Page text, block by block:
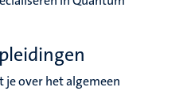
over het algemeen